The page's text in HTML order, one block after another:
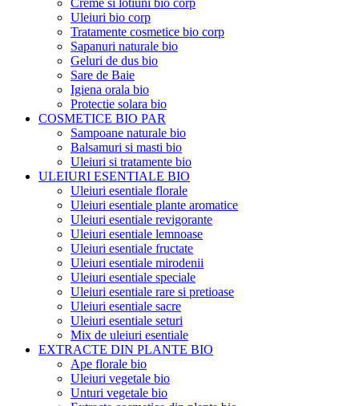
Uleiuri bio corp
Tratamente cosmetice bio corp
Sapanuri naturale bio
Geluri de dus bio
Sare de Baie
Igiena orala bio
Protectie solara bio
COSMETICE BIO PAR
Sampoane naturale bio
Balsamuri si masti bio
Uleiuri si tratamente bio
ULEIURI ESENTIALE BIO
Uleiuri esentiale florale
Uleiuri esentiale plante aromatice
Uleiuri esentiale revigorante
Uleiuri esentiale lemnoase
Uleiuri esentiale fructate
Uleiuri esentiale mirodenii
Uleiuri esentiale speciale
Uleiuri esentiale rare si pretioase
Uleiuri esentiale sacre
Uleiuri esentiale seturi
Mix de uleiuri esentiale
EXTRACTE DIN PLANTE BIO
Ape florale bio
Uleiuri vegetale bio
Unturi vegetale bio